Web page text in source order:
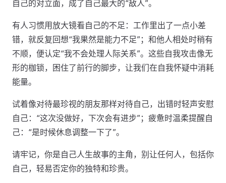
自己的对立面，成了自己最大的“敌人”。
有人习惯用放大镜看自己的不足：工作里出了一点小差
错，就反复回想“我果然是能力不足”；和他人相处时稍有
不顺，便认定“我不会处理人际关系”。这些自我攻击像无
形的枷锁，困住了前行的脚步，让我们在自我怀疑中消耗
能量。
试着像对待最珍视的朋友那样对待自己，出错时轻声安慰
自己：“这次没做好，下次会有进步”；疲惫时温柔提醒自
己：“是时候休息调整一下了”。
请牢记，你是自己人生故事的主角，别让任何人，包括你
自己，轻易否定你的独特和珍贵。